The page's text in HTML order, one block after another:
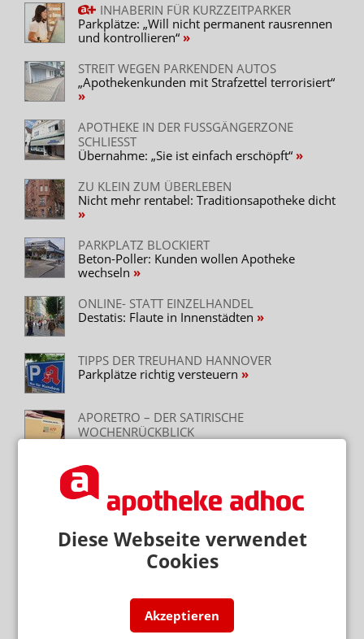
Diese Webseite verwendet
Cookies
Akzeptieren
INHABERIN FÜR KURZZEITPARKER
Parkplätze: „Will nicht permanent rausrennen
und kontrollieren“
STREIT WEGEN PARKENDEN AUTOS
„Apothekenkunden mit Strafzettel terrorisiert“
APOTHEKE IN DER FUSSGÄNGERZONE S
CHLIESST
Übernahme: „Sie ist einfach erschöpft“
ZU KLEIN ZUM ÜBERLEBEN
Nicht mehr rentabel: Traditionsapotheke dicht
PARKPLATZ BLOCKIERT
Beton-Poller: Kunden wollen Apotheke
wechseln
ONLINE- STATT EINZELHANDEL
Destatis: Flaute in Innenstädten
TIPPS DER TREUHAND HANNOVER
Parkplätze richtig versteuern
APORETRO – DER SATIRISCHE
WOCHENRÜCKBLICK
Mehr zum Thema
PREISSENKUNG NACH BESTELLUNG
Monatswechsel: Apotheke verliert 2000 Euro
RETTUNGSDIENST STATT ANTIHISTAMINIKA
Notdienst-Apotheker rettet Nussallergiker